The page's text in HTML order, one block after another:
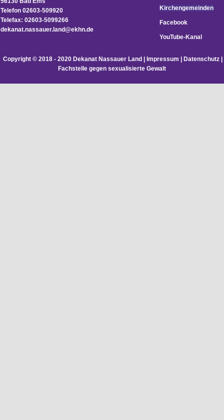
Telefon 02603-509920
Telefax: 02603-5099266
dekanat.nassauer.land@ekhn.de
Kirchengemeinden
Facebook
YouTube-Kanal
Copyright © 2018 - 2020 Dekanat Nassauer Land | Impressum Datenschutz
Fachstelle gegen sexualisierte Gewalt